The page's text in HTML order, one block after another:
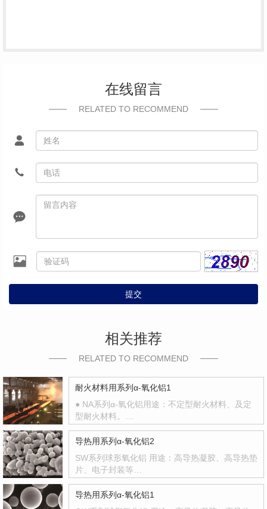
在线留言
RELATED TO RECOMMEND
提交
相关推荐
RELATED TO RECOMMEND
耐火材料用系列α-氧化铝1
● NA系列α-氧化铝用途：不定型耐火材料、及定
型耐火材料。…
导热用系列α-氧化铝2
SW系列球形氧化铝 用途：高导热凝胶、高导热垫
片、电子封装等…
导热用系列α-氧化铝1